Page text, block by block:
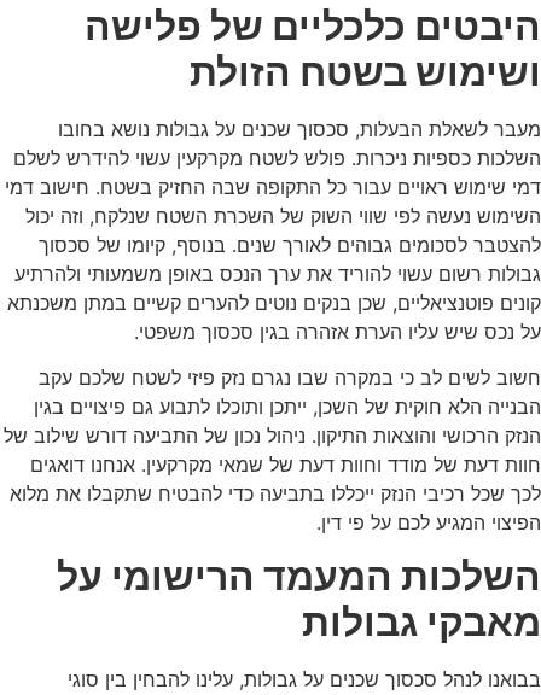
היבטים כלכליים של פלישה
ושימוש בשטח הזולת
מעבר לשאלת הבעלות, סכסוך שכנים על גבולות נושא בחובו
השלכות כספיות ניכרות. פולש לשטח מקרקעין עשוי להידרש לשלם
דמי שימוש ראויים עבור כל התקופה שבה החזיק בשטח. חישוב דמי
השימוש נעשה לפי שווי השוק של השכרת השטח שנלקח, וזה יכול
להצטבר לסכומים גבוהים לאורך שנים. בנוסף, קיומו של סכסוך
גבולות רשום עשוי להוריד את ערך הנכס באופן משמעותי ולהרתיע
קונים פוטנציאליים, שכן בנקים נוטים להערים קשיים במתן משכנתא
על נכס שיש עליו הערת אזהרה בגין סכסוך משפטי.
חשוב לשים לב כי במקרה שבו נגרם נזק פיזי לשטח שלכם עקב
הבנייה הלא חוקית של השכן, ייתכן ותוכלו לתבוע גם פיצויים בגין
הנזק הרכושי והוצאות התיקון. ניהול נכון של התביעה דורש שילוב של
חוות דעת של מודד וחוות דעת של שמאי מקרקעין. אנחנו דואגים
לכך שכל רכיבי הנזק ייכללו בתביעה כדי להבטיח שתקבלו את מלוא
הפיצוי המגיע לכם על פי דין.
השלכות המעמד הרישומי על
מאבקי גבולות
בבואנו לנהל סכסוך שכנים על גבולות, עלינו להבחין בין סוגי